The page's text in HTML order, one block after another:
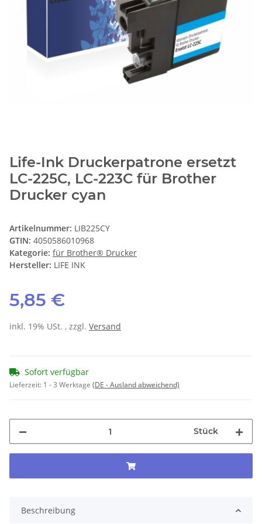
Life-Ink Druckerpatrone ersetzt
LC-225C, LC-223C für Brother
Drucker cyan
Artikelnummer: LIB225CY
GTIN: 4050586010968
Kategorie: für Brother® Drucker
Hersteller: LIFE INK
5,85 €
inkl. 19% USt. , zzgl. Versand
Sofort verfügbar
Lieferzeit: 1 - 3 Werktage (DE - Ausland abweichend)
Stück
Beschreibung